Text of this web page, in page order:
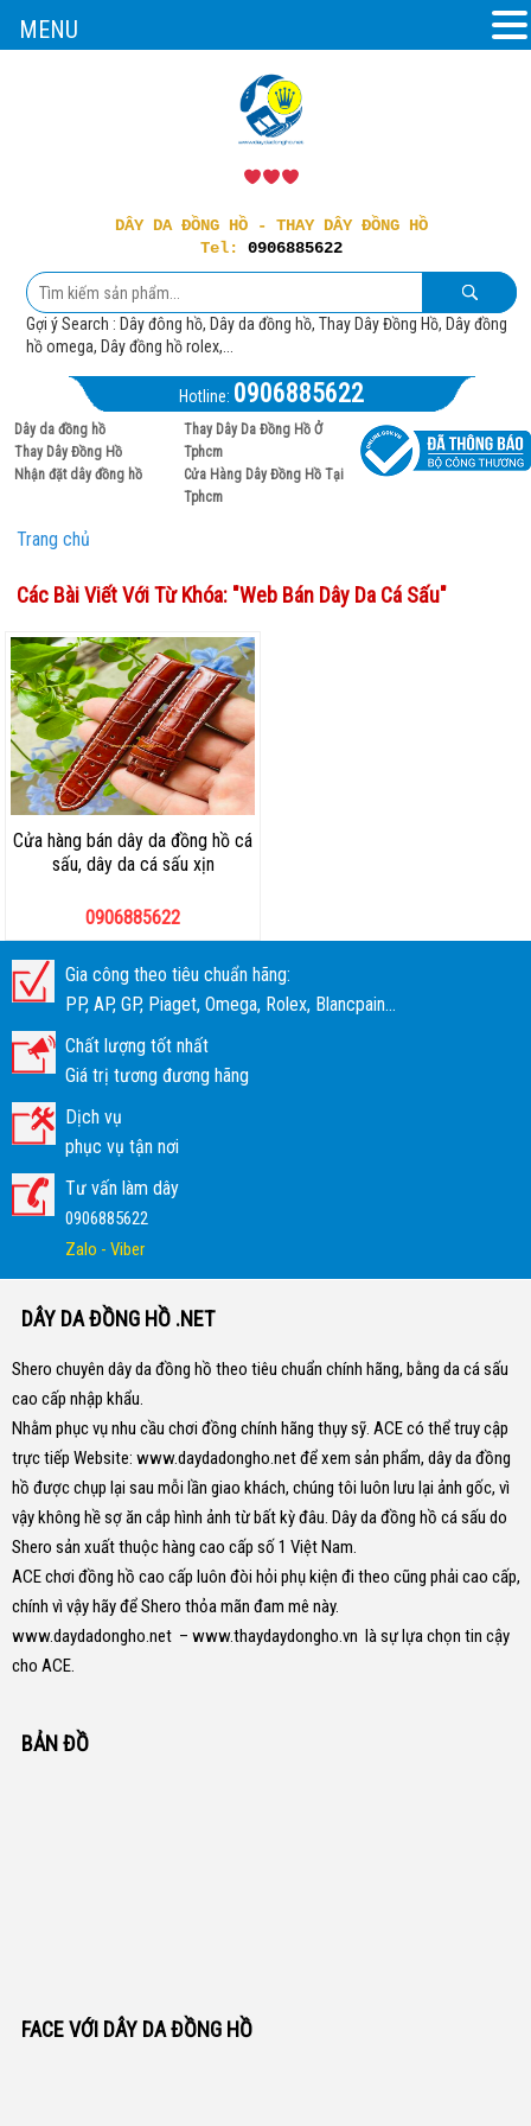
DÂY DA ĐỒNG HỒ - THAY DÂY ĐỒNG HỒ
Tel: 0906885622
Gợi ý Search : Dây đông hồ, Dây da đồng hồ, Thay Dây Đồng Hồ, Dây đồng
hồ omega, Dây đồng hồ rolex,...
Hotline: 0906885622
Dây da đồng hồ
Thay Dây Đồng Hồ
Nhận đặt dây đồng hồ
Thay Dây Da Đồng Hồ Ở
Tphcm
Cửa Hàng Dây Đồng Hồ Tại
Tphcm
Trang chủ
Các Bài Viết Với Từ Khóa: "Web Bán Dây Da Cá Sấu"
Cửa hàng bán dây da đồng hồ cá
sấu, dây da cá sấu xịn
0906885622
Gia công theo tiêu chuẩn hãng:
PP, AP, GP, Piaget, Omega, Rolex, Blancpain...
Chất lượng tốt nhất
Giá trị tương đương hãng
Dịch vụ
phục vụ tận nơi
Tư vấn làm dây
0906885622
Zalo - Viber
DÂY DA ĐỒNG HỒ .NET
Shero chuyên dây da đồng hồ theo tiêu chuẩn chính hãng, bằng da cá sấu
cao cấp nhập khẩu.
Nhằm phục vụ nhu cầu chơi đồng chính hãng thụy sỹ. ACE có thể truy cập
trực tiếp Website: www.daydadongho.netđể xem sản phẩm, dây da đồng
hồ được chụp lại sau mỗi lần giao khách, chúng tôi luôn lưu lại ảnh gốc, vì
vậy không hề sợ ăn cắp hình ảnh từ bất kỳ đâu. Dây da đồng hồ cá sấu do
Shero sản xuất thuộc hàng cao cấp số 1 Việt Nam.
ACE chơi đồng hồ cao cấp luôn đòi hỏi phụ kiện đi theo cũng phải cao cấp,
chính vì vậy hãy để Shero thỏa mãn đam mê này.
www.daydadongho.net – www.thaydaydongho.vn là sự lựa chọn tin cậy
cho ACE.
BẢN ĐỒ
FACE VỚI DÂY DA ĐỒNG HỒ
MENU